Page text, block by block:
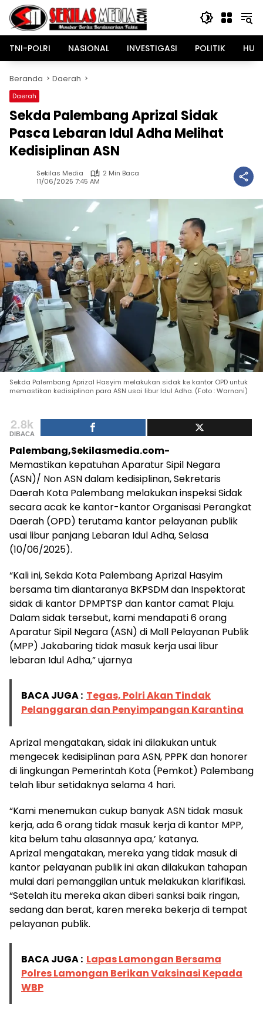
Langsung
konten
TNI-POLRI
NASIONAL INVESTIGASI POLITIK
Beranda Daerah
Daerah
Sekda Palembang Aprizal Sidak
Pasca Lebaran Idul Adha Melihat
Kedisiplinan ASN
Sekilas Media
2 Min Baca
11/06/2025 7:45 AM
Sekda Palembang Aprizal Hasyim melakukan sidak ke kantor OPD untuk
memastikan kedisiplinan para ASN usai libur Idul Adha. (Foto : Warnani)
2.8k
DIBACA
Palembang,Sekilasmedia.com-
Memastikan kepatuhan Aparatur Sipil Negara
(ASN)/ Non ASN dalam kedisiplinan, Sekretaris
Daerah Kota Palembang melakukan inspeksi Sidak
secara acak ke kantor-kantor Organisasi Perangkat
Daerah (OPD) terutama kantor pelayanan publik
usai libur panjang Lebaran Idul Adha, Selasa
(10/06/2025).
“Kali ini, Sekda Kota Palembang Aprizal Hasyim
bersama tim diantaranya BKPSDM dan Inspektorat
sidak di kantor DPMPTSP dan kantor camat Plaju.
Dalam sidak tersebut, kami mendapati 6 orang
Aparatur Sipil Negara (ASN) di Mall Pelayanan Publik
(MPP) Jakabaring tidak masuk kerja usai libur
lebaran Idul Adha,” ujarnya
BACA JUGA : Tegas, Polri Akan Tindak
Pelanggaran dan Penyimpangan Karantina
Aprizal mengatakan, sidak ini dilakukan untuk
mengecek kedisiplinan para ASN, PPPK dan honorer
di lingkungan Pemerintah Kota (Pemkot) Palembang
telah libur setidaknya selama 4 hari.
“Kami menemukan cukup banyak ASN tidak masuk
kerja, ada 6 orang tidak masuk kerja di kantor MPP,
kita belum tahu alasannya apa,’ katanya.
Aprizal mengatakan, mereka yang tidak masuk di
kantor pelayanan publik ini akan dilakukan tahapan
mulai dari pemanggilan untuk melakukan klarifikasi.
“Setelah itu mereka akan diberi sanksi baik ringan,
sedang dan berat, karen mereka bekerja di tempat
pelayanan publik.
BACA JUGA : Lapas Lamongan Bersama
Polres Lamongan Berikan Vaksinasi Kepada
WBP